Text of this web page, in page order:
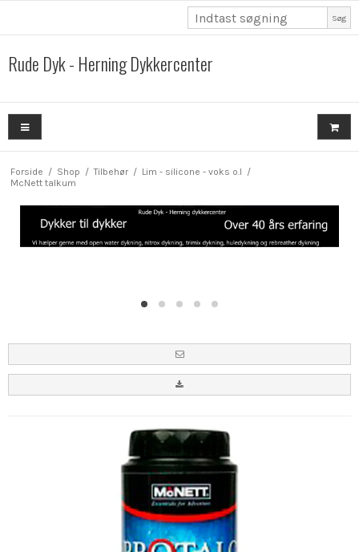
Søg
Rude Dyk - Herning Dykkercenter
Forside / Shop / Tilbehør / Lim - silicone - voks o.l /
McNett talkum